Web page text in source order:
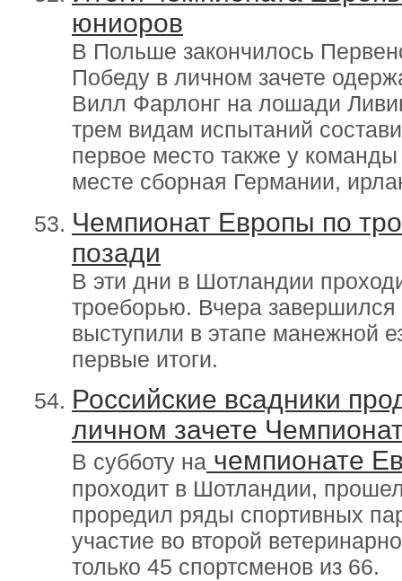
юниоров
В Польше закончилось
Победу в личном зачете
Вилл Фарлонг на лошади
трем видам испытаний
первое место также у
месте сборная Германии,
Чемпионат Европы по
позади
В эти дни в Шотландии
троеборью. Вчера завершился
выступили в этапе манежной
первые итоги.
Российские всадники
личном зачете
В субботу на чемпионате
проходит в Шотландии,
проредил ряды спортивных
участие во второй
только 45 спортсменов из 66.